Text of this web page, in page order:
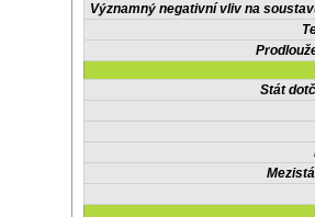
Významný negativní vliv na
Stát